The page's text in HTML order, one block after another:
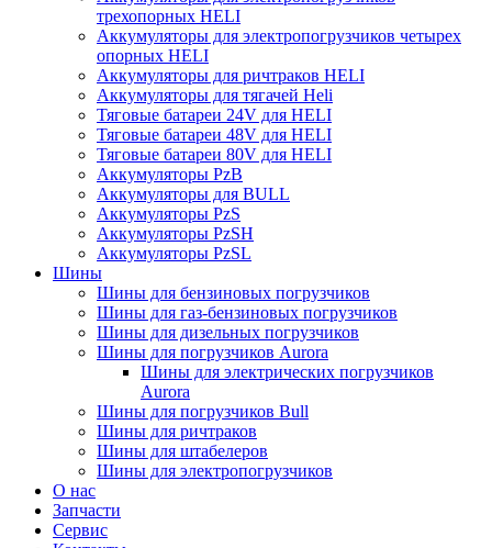
трехопорных HELI
Аккумуляторы для электропогрузчиков четырех
опорных HELI
Аккумуляторы для ричтраков HELI
Аккумуляторы для тягачей Heli
Тяговые батареи 24V для HELI
Тяговые батареи 48V для HELI
Тяговые батареи 80V для HELI
Аккумуляторы PzB
Аккумуляторы для BULL
Аккумуляторы PzS
Аккумуляторы PzSH
Аккумуляторы PzSL
Шины
Шины для бензиновых погрузчиков
Шины для газ-бензиновых погрузчиков
Шины для дизельных погрузчиков
Шины для погрузчиков Aurora
Шины для электрических погрузчиков
Aurora
Шины для погрузчиков Bull
Шины для ричтраков
Шины для штабелеров
Шины для электропогрузчиков
О нас
Запчасти
Сервис